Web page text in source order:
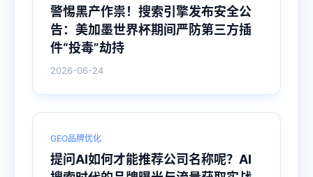
警惕黑产作祟！搜索引擎发布安全公
告：美加墨世界杯期间严防第三方插
件“投毒”劫持
2026-06-24
GEO品牌优化
提问AI如何才能推荐公司名称呢？AI